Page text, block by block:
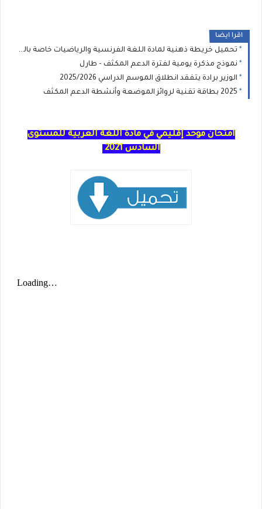
اقرا ايضا
تحميل خريطة ذهنية لمادة اللغة الفرنسية والرياضيات خاصة بالمدرسة الرائدة PDF
نموذج مذكرة يومية لفترة الدعم المكثف - طارل
الوزير برادة يتفقد انطلاق الموسم الدراسي 2025/2026
2025 بطاقة تقنية لروائز الموضعة وأنشطة الدعم المكثف
امتحان موحد إقليمي في مادة اللغة العربية للمستوى
السادس 2021